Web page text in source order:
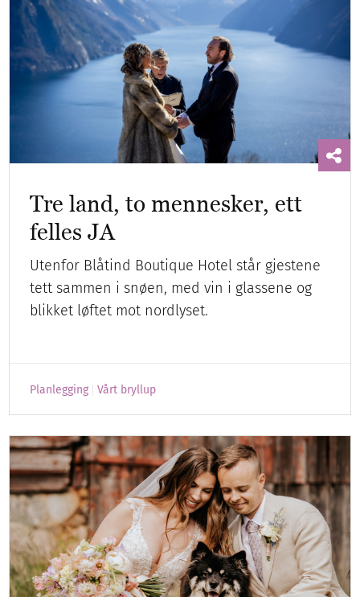
Tre land, to mennesker, ett
felles JA
Utenfor Blåtind Boutique Hotel står gjestene
tett sammen i snøen, med vin i glassene og
blikket løftet mot nordlyset.
Planlegging Vårt bryllup